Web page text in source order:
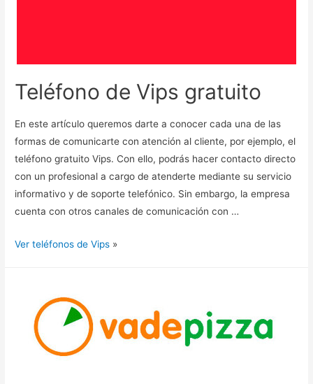
Teléfono de Vips gratuito
En este artículo queremos darte a conocer cada una de las
formas de comunicarte con atención al cliente, por ejemplo, el
teléfono gratuito Vips. Con ello, podrás hacer contacto directo
con un profesional a cargo de atenderte mediante su servicio
informativo y de soporte telefónico. Sin embargo, la empresa
cuenta con otros canales de comunicación con …
Ver teléfonos de Vips »